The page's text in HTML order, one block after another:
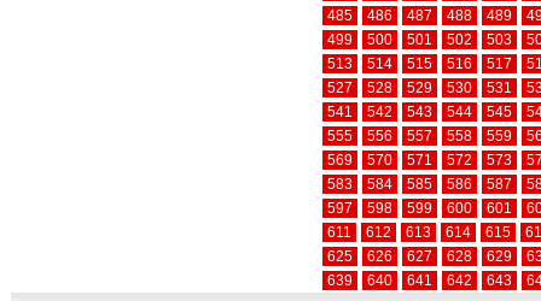
485
486 487 488 489
499
500 501 502 503
513
514 515 516 517
527
528 529 530 531
541
542 543 544 545
555
556 557 558 559
569
570 571 572 573
583
584 585 586 587
597
598 599 600 601
611
612 613 614 615
625
626 627 628 629
639
640 641 642 643